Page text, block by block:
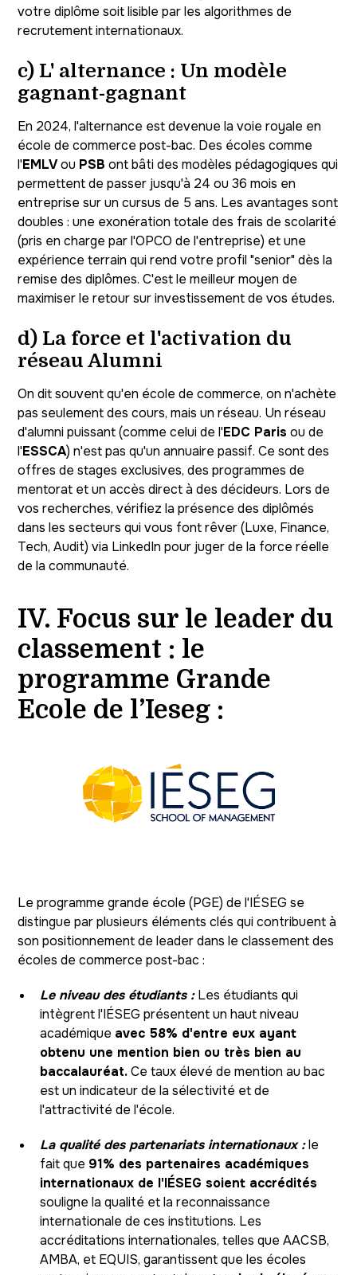
votre diplôme soit lisible par les algorithmes de
recrutement internationaux.
c) L' alternance : Un modèle
gagnant-gagnant
En 2024, l'alternance est devenue la voie royale en
école de commerce post-bac. Des écoles comme
l'EMLVou PSB ont bâti des modèles pédagogiques qui
permettent de passer jusqu'à 24 ou 36 mois en
entreprise sur un cursus de 5 ans. Les avantages sont
doubles : une exonération totale des frais de scolarité
(pris en charge par l'OPCO de l'entreprise) et une
expérience terrain qui rend votre profil "senior" dès la
remise des diplômes. C'est le meilleur moyen de
maximiser le retour sur investissement de vos études.
d) La force et l'activation du
réseau Alumni
On dit souvent qu'en école de commerce, on n'achète
pas seulement des cours, mais un réseau. Un réseau
d'alumni puissant (comme celui de l'EDC Paris ou de
l'ESSCA) n'est pas qu'un annuaire passif. Ce sont des
offres de stages exclusives, des programmes de
mentorat et un accès direct à des décideurs. Lors de
vos recherches, vérifiez la présence des diplômés
dans les secteurs qui vous font rêver (Luxe, Finance,
Tech, Audit) via LinkedIn pour juger de la force réelle
de la communauté.
IV. Focus sur le leader du
classement : le
programme Grande
Ecole de l’Ieseg :
Le programme grande école (PGE) de l'IÉSEG se
distingue par plusieurs éléments clés qui contribuent à
son positionnement de leader dans le classement des
écoles de commerce post-bac :
Le niveau des étudiants :Les étudiants qui
intègrent l'IÉSEG présentent un haut niveau
académique avec 58% d'entre eux ayant
obtenu une mention bien ou très bien au
baccalauréat.Ce taux élevé de mention au bac
est un indicateur de la sélectivité et de
l'attractivité de l'école.
La qualité des partenariats internationaux :le
fait que 91% des partenaires académiques
internationaux de l'IÉSEG soient accrédités
souligne la qualité et la reconnaissance
internationale de ces institutions. Les
accréditations internationales, telles que AACSB,
AMBA, et EQUIS, garantissent que les écoles